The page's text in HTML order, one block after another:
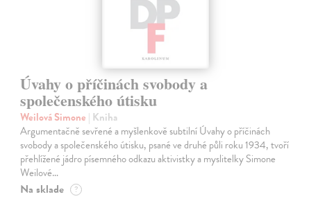
Úvahy o příčinách svobody a
společenského útisku
Weilová Simone | Kniha
Argumentačně sevřené a myšlenkově subtilní Úvahy o příčinách
svobody a společenského útisku, psané ve druhé půli roku 1934, tvoří
přehlížené jádro písemného odkazu aktivistky a myslitelky Simone
Weilové…
Na sklade ?